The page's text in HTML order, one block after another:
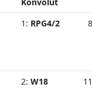
1: RPG4/2
2: W18